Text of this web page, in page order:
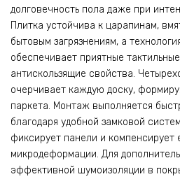
долговечность пола даже при
Плитка устойчива к царапинам,
бытовым загрязнениям, а
обеспечивает приятные
антискользящие свойства.
очерчивает каждую доску,
паркета. Монтаж выполняется
благодаря удобной замковой
фиксирует панели и компенсирует
микродеформации. Для
эффективной шумоизоляции в